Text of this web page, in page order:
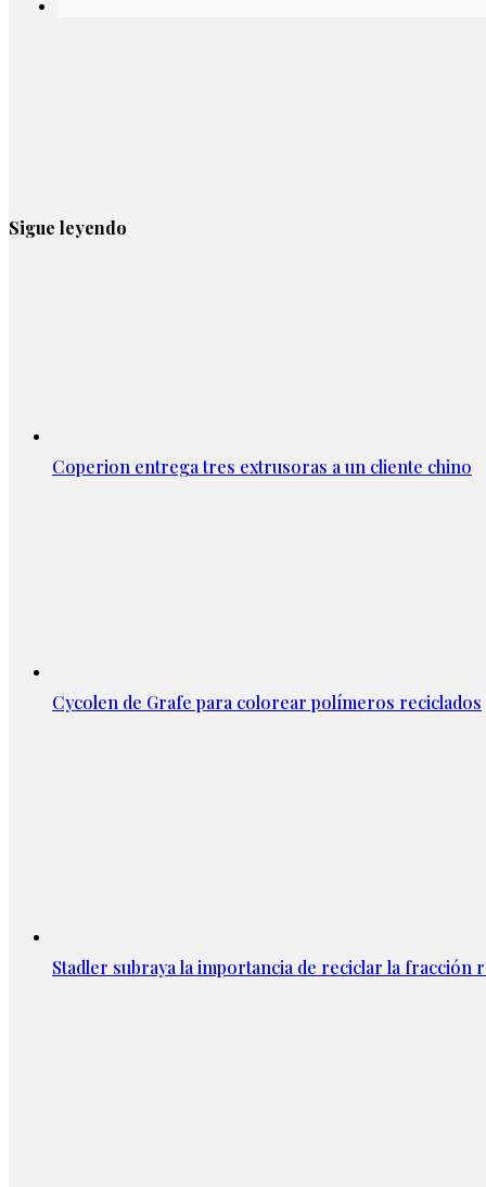
Sigue leyendo
Coperion entrega tres extrusoras a un cliente chino
Cycolen de Grafe para colorear polímeros reciclados
Stadler subraya la importancia de reciclar la fracción